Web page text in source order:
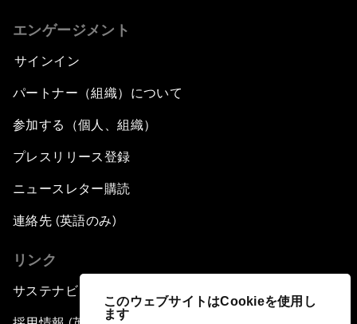
このウェブサイトはCookieを使用し
ます
エンゲージメント
サインイン
パートナー（組織）について
参加する（個人、組織）
プレスリリース登録
ニュースレター購読
連絡先 (英語のみ)
リンク
サステナビリティへの取り組み